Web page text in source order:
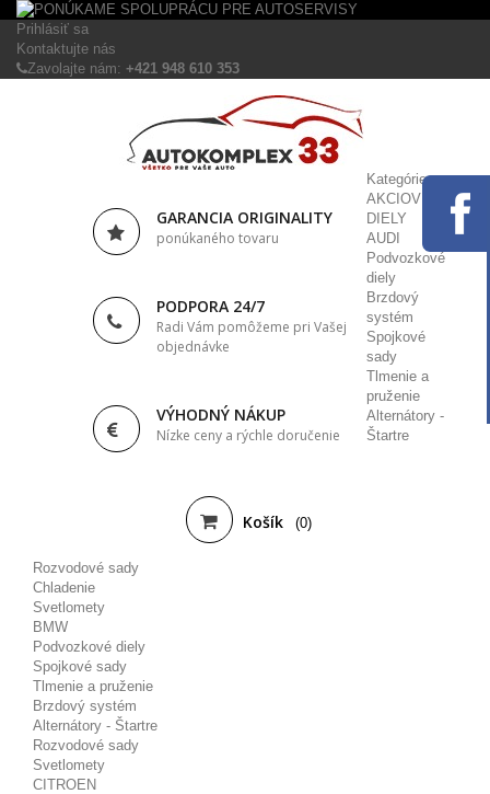
Prihlásiť sa
Kontaktujte nás
Zavolajte nám: +421 948 610 353
GARANCIA ORIGINALITY
ponúkaného tovaru
PODPORA 24/7
Radi Vám pomôžeme pri Vašej
objednávke
VÝHODNÝ NÁKUP
Nízke ceny a rýchle doručenie
Košík (0)
Kategórie
AKCIOVÉ
DIELY
AUDI
Podvozkové
diely
Brzdový
systém
Spojkové
sady
Tlmenie a
pruženie
Alternátory -
Štartre
Rozvodové sady
Chladenie
Svetlomety
BMW
Podvozkové diely
Spojkové sady
Tlmenie a pruženie
Brzdový systém
Alternátory - Štartre
Rozvodové sady
Svetlomety
CITROEN